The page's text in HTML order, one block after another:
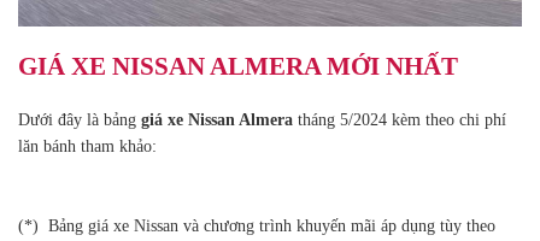
GIÁ XE NISSAN ALMERA MỚI NHẤT
Dưới đây là bảng giá xe Nissan Almera tháng 5/2024 kèm theo chi phí
lăn bánh tham khảo:
(*) Bảng giá xe Nissan và chương trình khuyến mãi áp dụng tùy theo